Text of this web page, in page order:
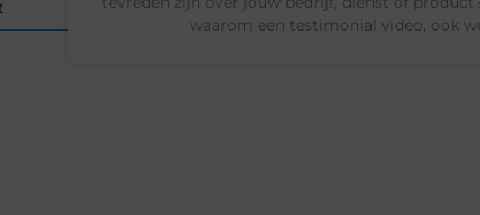
waarom een testimonial video, ook